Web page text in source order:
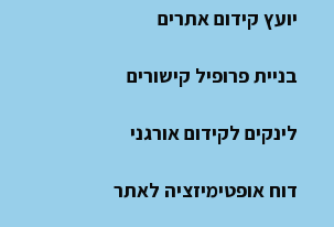
יועץ קידום אתרים
בניית פרופיל קישורים
לינקים לקידום אורגני
דוח אופטימיזציה לאתר